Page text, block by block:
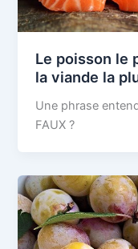
Le poisson le
la viande la
Une phrase
FAUX ?